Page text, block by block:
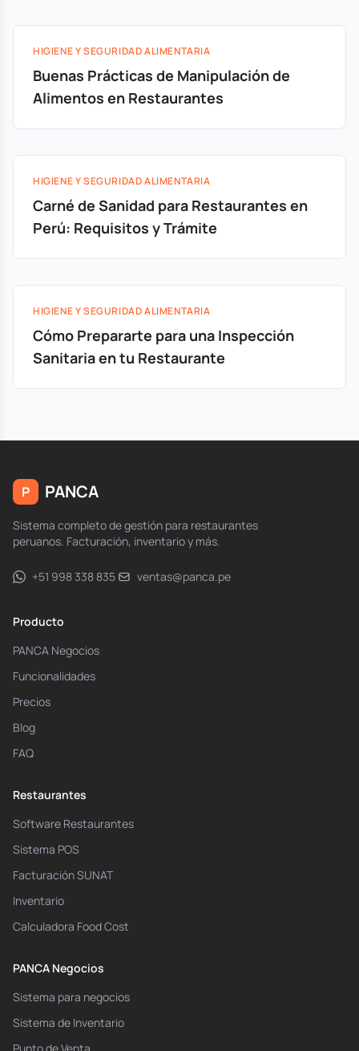
HIGIENE Y SEGURIDAD ALIMENTARIA
Buenas Prácticas de Manipulación de
Alimentos en Restaurantes
HIGIENE Y SEGURIDAD ALIMENTARIA
Carné de Sanidad para Restaurantes en
Perú: Requisitos y Trámite
HIGIENE Y SEGURIDAD ALIMENTARIA
Cómo Prepararte para una Inspección
Sanitaria en tu Restaurante
P PANCA
Sistema completo de gestión para restaurantes
peruanos. Facturación, inventario y más.
+51 998 338 835 ventas@panca.pe
Producto
PANCA Negocios
Funcionalidades
Precios
Blog
FAQ
Restaurantes
Software Restaurantes
Sistema POS
Facturación SUNAT
Inventario
Calculadora Food Cost
PANCA Negocios
Sistema para negocios
Sistema de Inventario
Punto de Venta